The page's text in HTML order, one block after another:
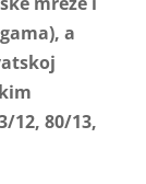
a
12, 80/13,